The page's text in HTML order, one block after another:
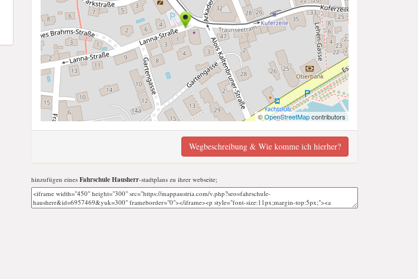
©OpenStreetMapcontributors
Wegbeschreibung & Wie komme ich hierher?
hinzufügen eines Fahrschule Hausherr-stadtplans zu ihrer webseite;